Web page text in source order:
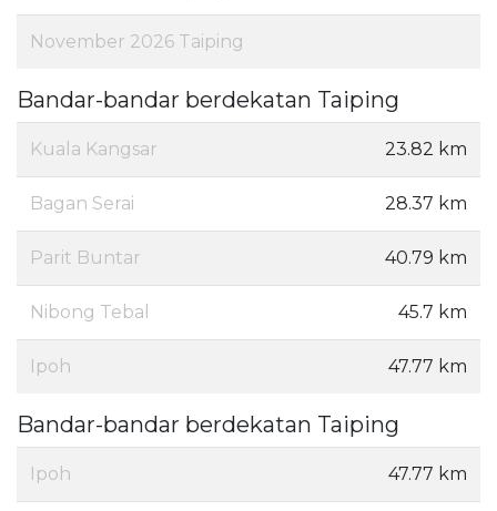
November 2026 Taiping
Bandar-bandar berdekatan Taiping
Kuala Kangsar 23.82 km
Bagan Serai 28.37 km
Parit Buntar 40.79 km
Nibong Tebal 45.7 km
Ipoh 47.77 km
Bandar-bandar berdekatan Taiping
Ipoh 47.77 km